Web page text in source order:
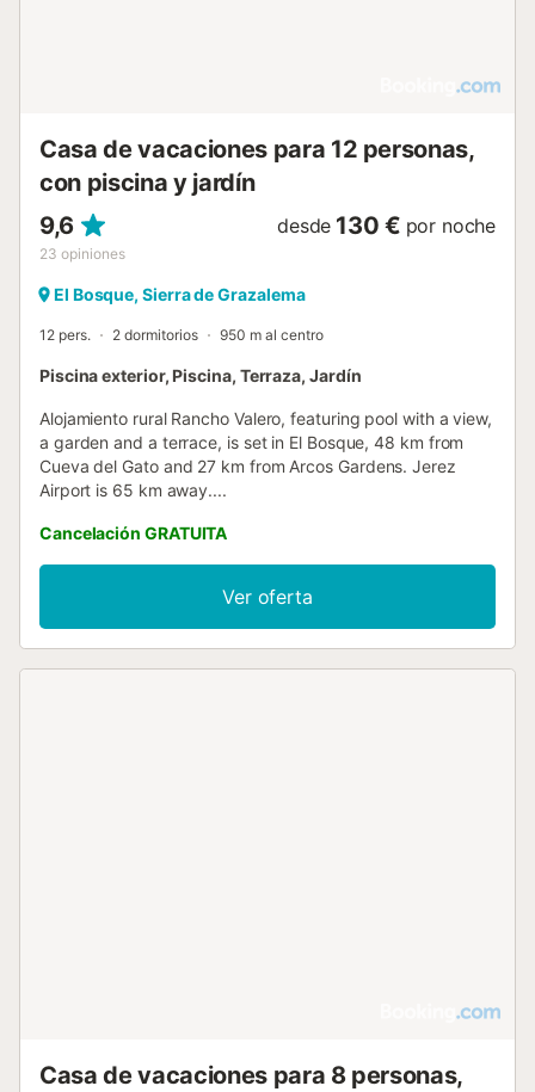
Casa de vacaciones para 12 personas,
con piscina y jardín
9,6
23 opiniones
desde 130 € por noche
El Bosque, Sierra de Grazalema
12 pers. 2 dormitorios 950 m al centro
Piscina exterior, Piscina, Terraza, Jardín
Alojamiento rural Rancho Valero, featuring pool with a view,
a garden and a terrace, is set in El Bosque, 48 km from
Cueva del Gato and 27 km from Arcos Gardens. Jerez
Airport is 65 km away....
Cancelación GRATUITA
Ver oferta
Casa de vacaciones para 8 personas,